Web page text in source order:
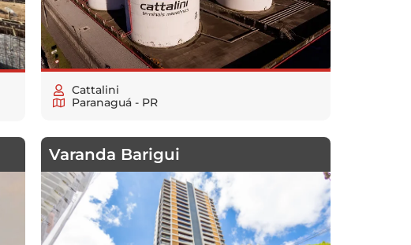
Cattalini
Paranaguá - PR
Varanda Barigui